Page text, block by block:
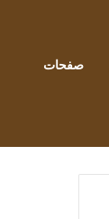
صفحات